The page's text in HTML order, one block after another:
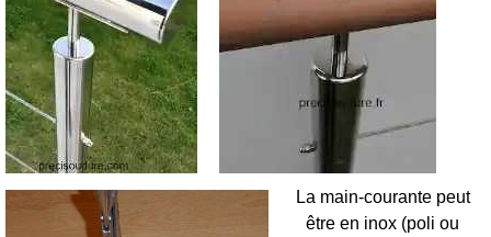
La main-courante peut
être en inox (poli ou